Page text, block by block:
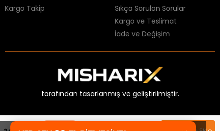
Kargo ve Teslimat
İade ve Değişim
tarafından tasarlanmış ve geliştirilmiştir.
×
HER ŞEY 99 TL BİTMESİNE!